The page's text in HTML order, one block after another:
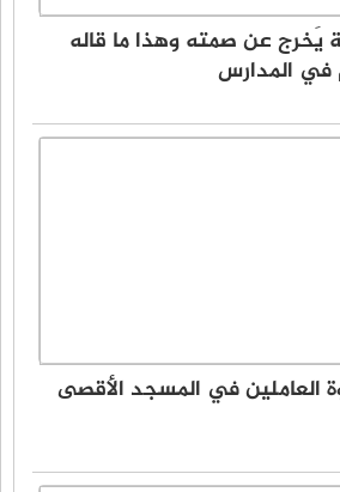
يَخرج عن صمته وهذا ما قاله
في المدارس
العاملين في المسجد الأقصى